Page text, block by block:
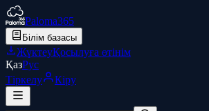
Paloma365
Білім базасы
ЖүктеуҚосылуға өтінім
ҚазРус
Тіркелу
Кіру